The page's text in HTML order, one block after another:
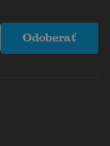
Odoberať